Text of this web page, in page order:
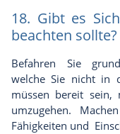
18. Gibt es
beachten sollte?
Befahren Sie
welche Sie nicht in
müssen bereit sein,
umzugehen.
Fähigkeiten und